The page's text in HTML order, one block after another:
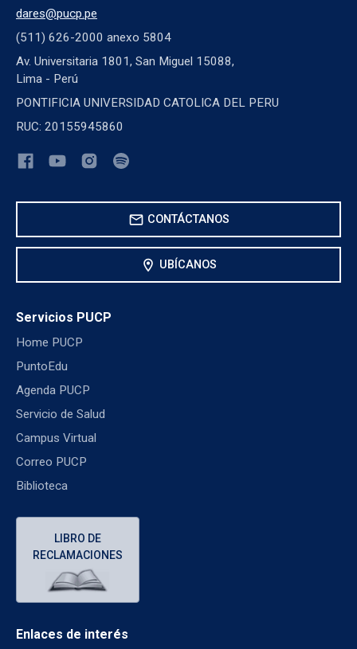
dares@pucp.pe
(511) 626-2000 anexo 5804
Av. Universitaria 1801, San Miguel 15088,
Lima - Perú
PONTIFICIA UNIVERSIDAD CATOLICA DEL PERU
RUC: 20155945860
mail CONTÁCTANOS
location_on UBÍCANOS
Servicios PUCP
Home PUCP
PuntoEdu
Agenda PUCP
Servicio de Salud
Campus Virtual
Correo PUCP
Biblioteca
LIBRO DE
RECLAMACIONES
Enlaces de interés